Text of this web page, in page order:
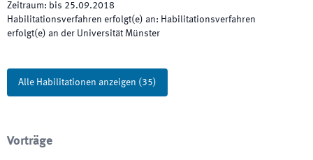
Zeitraum: bis 25.09.2018
Habilitationsverfahren erfolgt(e) an: Habilitationsverfahren
erfolgt(e) an der Universität Münster
Alle Habilitationen anzeigen (35)
Vorträge